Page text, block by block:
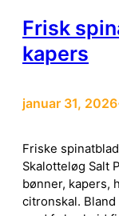
Frisk
kapers
januar 31, 2026
Friske
Skalotteløg Salt
bønner, kapers,
citronskal.